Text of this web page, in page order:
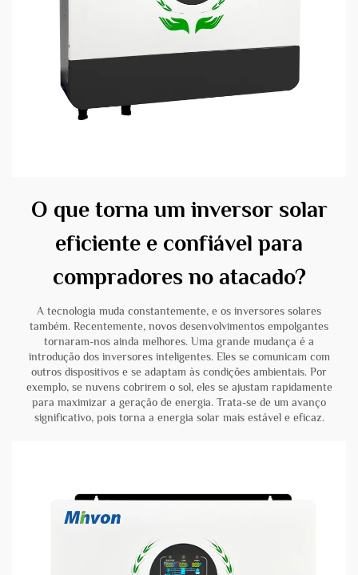
O que torna um inversor solar
eficiente e confiável para
compradores no atacado?
A tecnologia muda constantemente, e os inversores solares
também. Recentemente, novos desenvolvimentos empolgantes
tornaram-nos ainda melhores. Uma grande mudança é a
introdução dos inversores inteligentes. Eles se comunicam com
outros dispositivos e se adaptam às condições ambientais. Por
exemplo, se nuvens cobrirem o sol, eles se ajustam rapidamente
para maximizar a geração de energia. Trata-se de um avanço
significativo, pois torna a energia solar mais estável e eficaz.